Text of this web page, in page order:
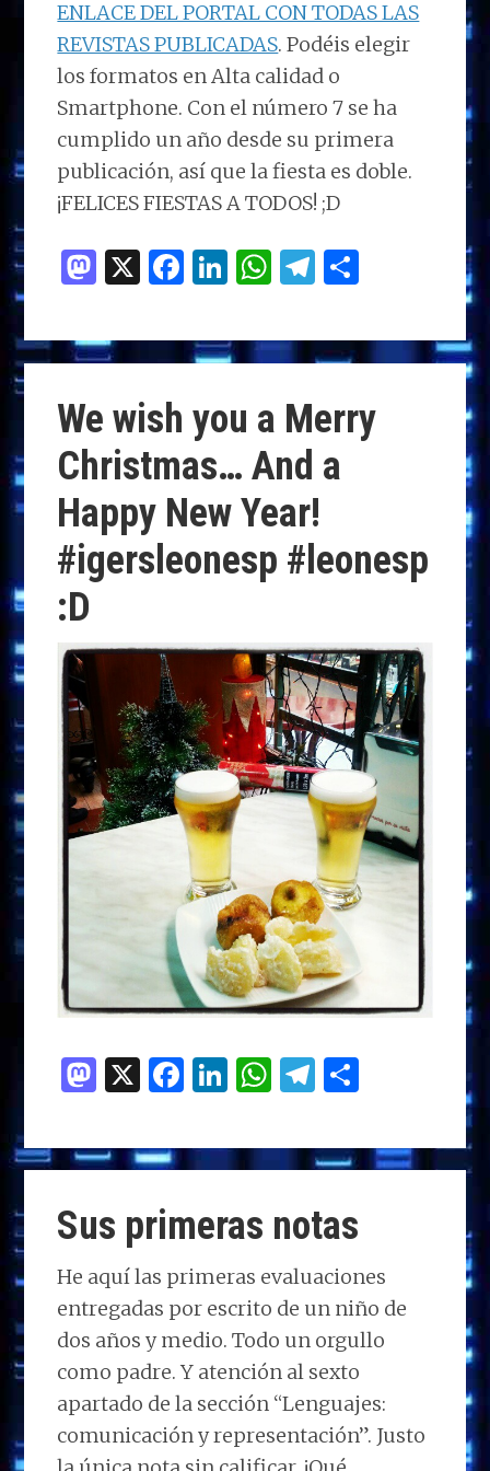
ENLACE DEL PORTAL CON TODAS LAS
REVISTAS PUBLICADAS. Podéis elegir
los formatos en Alta calidad o
Smartphone. Con el número 7 se ha
cumplido un año desde su primera
publicación, así que la fiesta es doble.
¡FELICES FIESTAS A TODOS! ;D
M
to
d
o
n
X F
ce
b
o
o
k
Li
k
e
dI
n
W
at
s
A
p
p
T
e
g
ra
m
m
p
ar
ti
We wish you a Merry
Christmas… And a
Happy New Year!
#igersleonesp #leonesp
:D
M
to
d
o
n
X F
ce
b
o
o
k
Li
k
e
dI
n
W
at
s
A
p
p
T
e
g
ra
m
m
p
r
Sus primeras notas
He aquí las primeras evaluaciones
entregadas por escrito de un niño de
dos años y medio. Todo un orgullo
como padre. Y atención al sexto
apartado de la sección “Lenguajes:
comunicación y representación”. Justo